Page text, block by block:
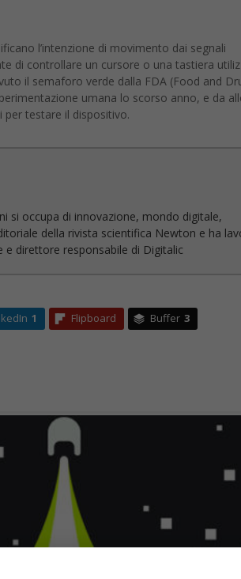
l’intenzione di movimento dai segnali
di controllare un cursore o una tastiera
il semaforo verde dalla FDA (Food and
umana lo scorso anno, e da
testare il dispositivo.
si occupa di innovazione, mondo digitale,
della rivista scientifica Newton e ha
e direttore responsabile di Digitalic
1 Flipboard Buffer 3